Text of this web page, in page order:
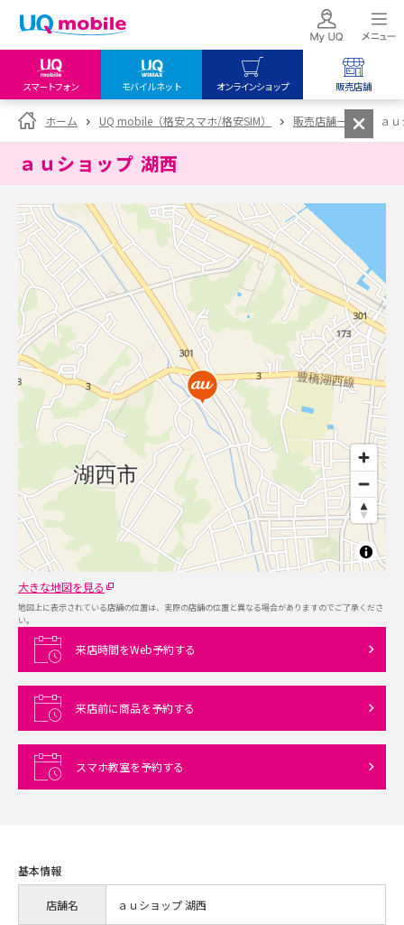
スマートフォン モバイルネット オンラインショップ 販売店舗
my UQ WiMAX
UQ WiMAX ご契約の方
My UQ mobile
UQ mobile
データチャージサイト
UQ mobile
オンラインショップ
UQ WiMAX
UQ mobile
販売店舗
UQ WiMAX
ホーム UQ mobile（格安スマホ/格安SIM） 販売店舗一覧 ａ
ａｕショップ 湖西
大きな地図を見る
地図上に表示されている店舗の位置は、実際の店舗の位置と異なる場合がありますのでご了承くださ
い。
来店時間をWeb予約する
来店前に商品を予約する
スマホ教室を予約する
基本情報
店舗名 ａｕショップ 湖西